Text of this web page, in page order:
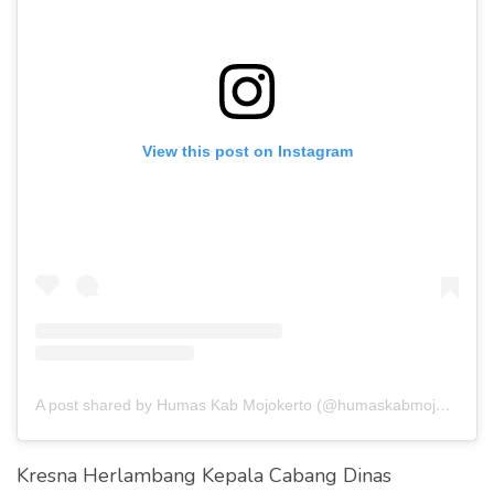
View this post on Instagram
A post shared by Humas Kab Mojokerto (@humaskabmojokerto)
Kresna Herlambang Kepala Cabang Dinas